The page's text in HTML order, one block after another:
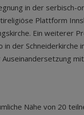
in der serbisch-
Plattform
Ein weiterer
in der Schneiderkirche
Nähe von 20